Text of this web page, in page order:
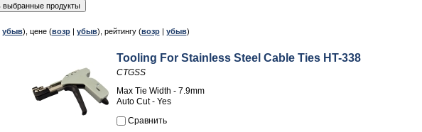
убыв), цене (возр| убыв), рейтингу (возр| убыв)
Tooling For Stainless Steel Cable Ties HT-338
CTGSS
Max Tie Width - 7.9mm
Auto Cut - Yes
Сравнить